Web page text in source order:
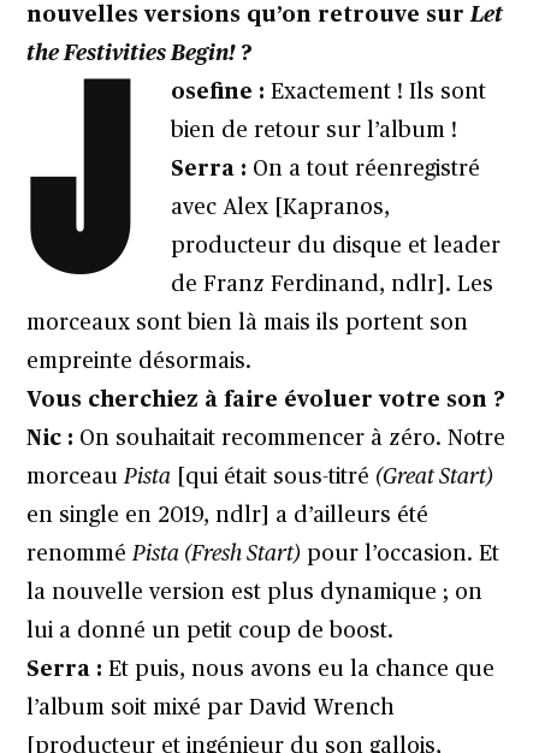
nouvelles versions qu’on retrouve surLet
the Festivities Begin!?
J osefine : Exactement ! Ils sont
bien de retour sur l’album !
Serra : On a tout réenregistré
avec Alex [Kapranos,
producteur du disque et leader
de Franz Ferdinand, ndlr]. Les
morceaux sont bien là mais ils portent son
empreinte désormais.
Vous cherchiez à faire évoluer votre son ?
Nic : On souhaitait recommencer à zéro. Notre
morceauPista [qui était sous-titré (Great Start)
en single en 2019, ndlr] a d’ailleurs été
renomméPista (Fresh Start) pour l’occasion. Et
la nouvelle version est plus dynamique ; on
lui a donné un petit coup de boost.
Serra : Et puis, nous avons eu la chance que
l’album soit mixé par David Wrench
[producteur et ingénieur du son gallois,